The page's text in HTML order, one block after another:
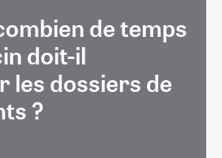
de temps
doit-il
les dossiers de
?